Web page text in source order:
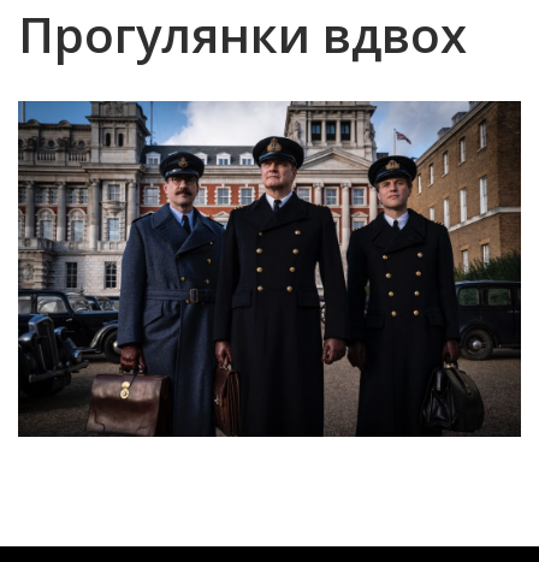
Прогулянки вдвох